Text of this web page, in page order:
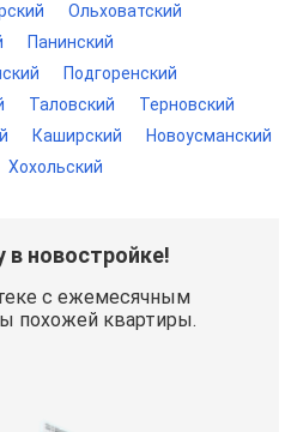
Ольховатский
Панинский
Подгоренский
Таловский
Терновский
Каширский
Новоусманский
Хохольский
в новостройке!
с ежемесячным
похожей квартиры.